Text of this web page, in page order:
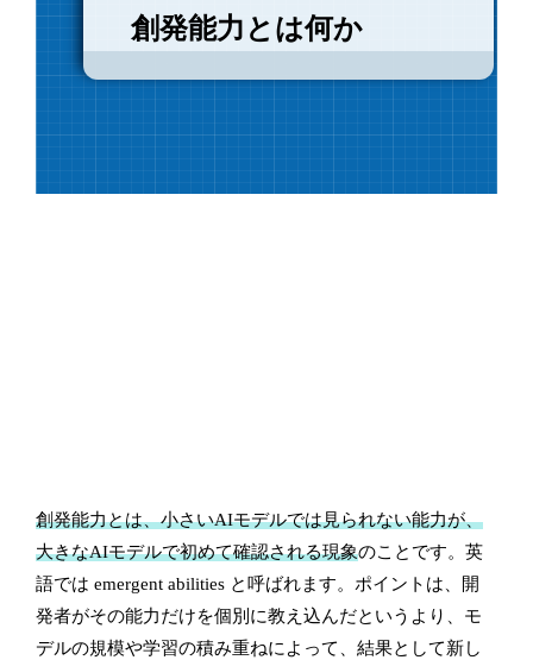
創発能力とは何か
創発能力とは、小さいAIモデルでは見られない能力が、
大きなAIモデルで初めて確認される現象のことです。英
語では emergent abilities と呼ばれます。ポイントは、開
発者がその能力だけを個別に教え込んだというより、モ
デルの規模や学習の積み重ねによって、結果として新し